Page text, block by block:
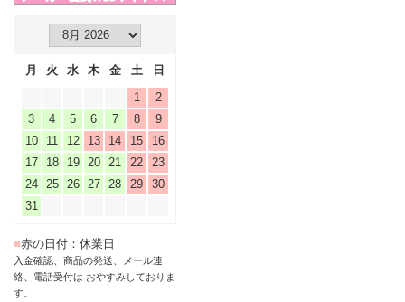
月 火 水 木 金 土
日
1
2
3
4 5 6 7 8
9
10
11 12 13 14 15
16
17
18 19 20 21 22
23
24
25 26 27 28 29
30
31
■赤の日付：休業日
入金確認、商品の発送、メール連
絡、電話受付は おやすみしておりま
す。